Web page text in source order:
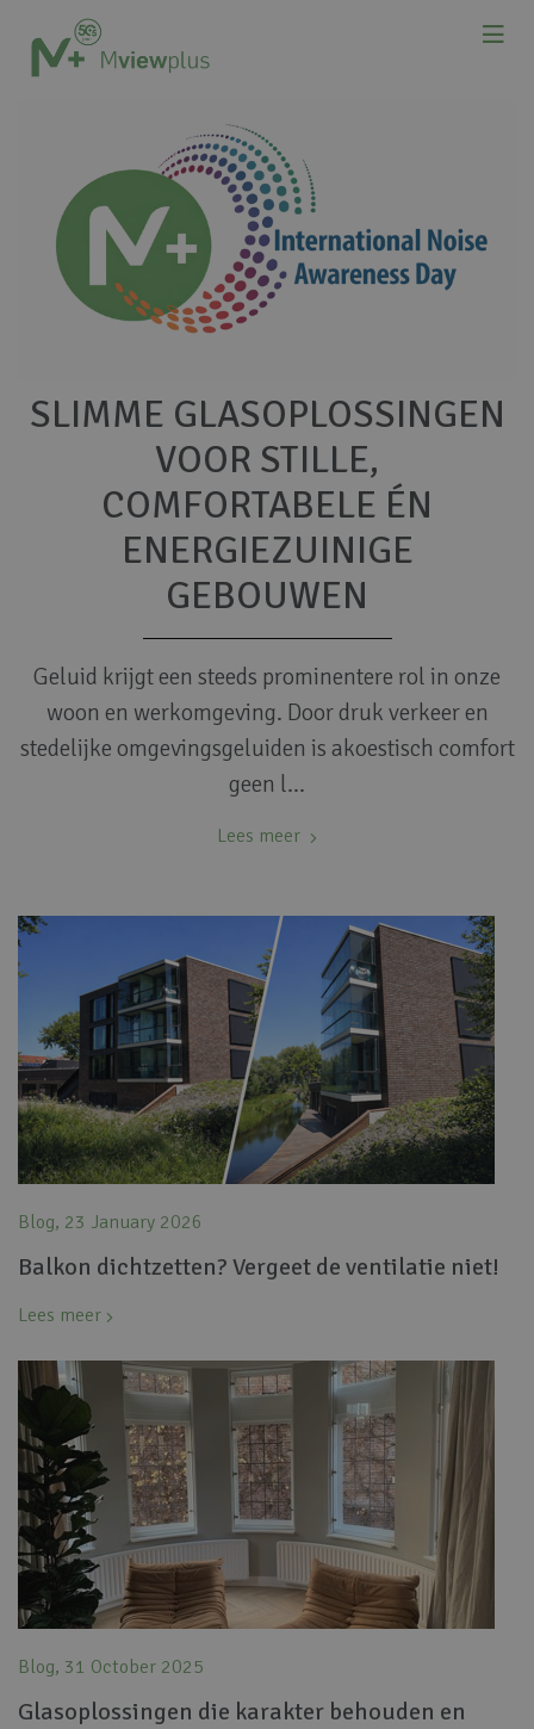
SLIMME GLASOPLOSSINGEN
VOOR STILLE,
COMFORTABELE ÉN
ENERGIEZUINIGE
GEBOUWEN
Geluid krijgt een steeds prominentere rol in onze
woon en werkomgeving. Door druk verkeer en
stedelijke omgevingsgeluiden is akoestisch comfort
geen l…
Lees meer
Blog, 23 January 2026
Balkon dichtzetten? Vergeet de ventilatie niet!
Lees meer
Blog, 31 October 2025
Glasoplossingen die karakter behouden en